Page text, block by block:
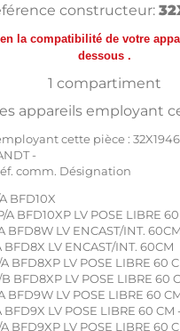
constructeur:
la compatibilité de votre
dessous .
1 compartiment
appareils employant
cette pièce : 32X1946
-
comm. Désignation
BFD10X
A BFD10XP LV POSE LIBRE
BFD8W LV ENCAST/INT.
BFD8X LV ENCAST/INT. 60CM
BFD8XP LV POSE LIBRE 60
BFD8XP LV POSE LIBRE 60
BFD9W LV POSE LIBRE 60
BFD9X LV POSE LIBRE 60 CM
BFD9XP LV POSE LIBRE 60